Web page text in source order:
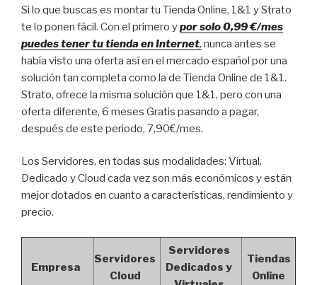
Si lo que buscas es montar tu Tienda Online, 1&1 y Strato
te lo ponen fácil. Con el primero ypor solo 0,99 €/mes
puedes tener tu tienda en Internet, nunca antes se
había visto una oferta así en el mercado español por una
solución tan completa como la de Tienda Online de 1&1.
Strato, ofrece la misma solución que 1&1, pero con una
oferta diferente, 6 meses Gratis pasando a pagar,
después de este periodo, 7,90€/mes.
Los Servidores, en todas sus modalidades: Virtual,
Dedicado y Cloud cada vez son más económicos y están
mejor dotados en cuanto a características, rendimiento y
precio.
Empresa
Servidores
Cloud
Servidores
Dedicados y
Tiendas
Online